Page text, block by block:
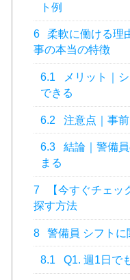
ト例
6
柔軟に働ける理
事の本当の特徴
6.1
メリット｜
できる
6.2 注意点｜事
6.3
結論｜警備
まる
7
【今すぐチェッ
探す方法
8 警備員 シフトに
8.1 Q1. 週1日で